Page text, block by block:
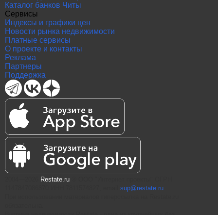
Каталог банков Читы
Сервисы
Индексы и графики цен
Новости рынка недвижимости
Платные сервисы
О проекте и контакты
Реклама
Партнеры
Поддержка
Restate.ru
sup@restate.ru